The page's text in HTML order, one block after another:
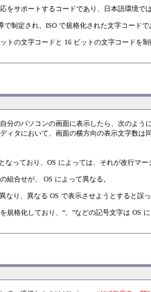
をサポートするコードであり、日本語環境で
で制定され、ISO で規格化された文字コードで
トの文字コードと 16 ビットの文字コードを
分のパソコンの画面に表示したら、次のよ
ィタにおいて、画面の横方向の表示文字数
なっており、OS によっては、それが改行マ
組合せが、 OS によって異なる。
なり、異なる OS で表示させようとすると誤
規格化しており、“、”などの記号文字は OS